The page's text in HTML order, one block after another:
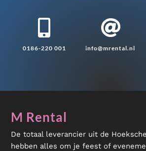

0186-220 001

info@mrental.nl
M Rental
De totaal leverancier uit de
hebben alles om je feest of